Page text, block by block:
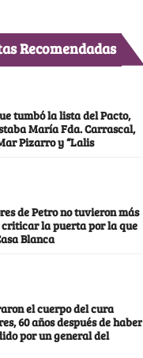
Recomendadas
tumbó la lista del Pacto,
María Fda. Carrascal,
Pizarro y “Lalis
de Petro no tuvieron más
criticar la puerta por la que
Blanca
el cuerpo del cura
60 años después de haber
por un general del